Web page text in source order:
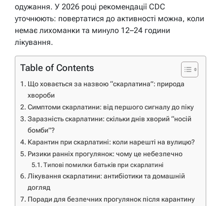
одужання. У 2026 році рекомендації CDC
уточнюють: повертатися до активності можна, коли
немає лихоманки та минуло 12–24 години
лікування.
Table of Contents
Що ховається за назвою “скарлатина”: природа
хвороби
Симптоми скарлатини: від першого сигналу до піку
Заразність скарлатини: скільки днів хворий “носій
бомби”?
Карантин при скарлатині: коли нарешті на вулицю?
Ризики ранніх прогулянок: чому це небезпечно
Типові помилки батьків при скарлатині
Лікування скарлатини: антибіотики та домашній
догляд
Поради для безпечних прогулянок після карантину